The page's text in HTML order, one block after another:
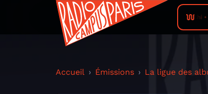
Chi •
Accueil Émissions La ligue des